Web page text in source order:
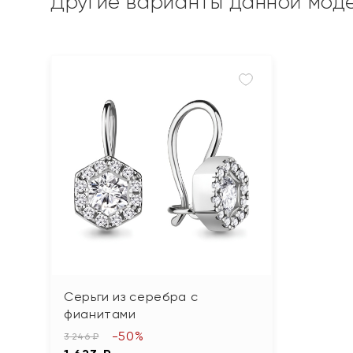
Серьги из серебра с
фианитами
3 246 ₽ -50%